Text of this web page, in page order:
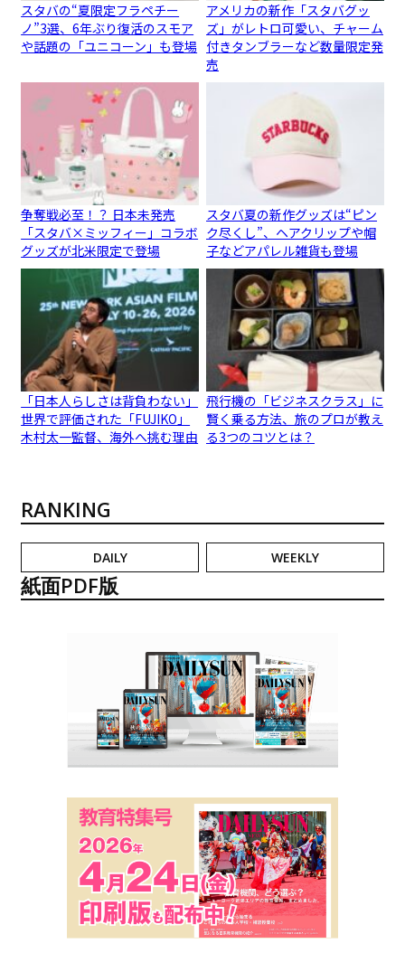
スタバの“夏限定フラペチー
ノ”3選、6年ぶり復活のスモア
や話題の「ユニコーン」も登場
アメリカの新作「スタバグッ
ズ」がレトロ可愛い、チャーム
付きタンブラーなど数量限定発
売
争奪戦必至！？ 日本未発売
「スタバ×ミッフィー」コラボ
グッズが北米限定で登場
スタバ夏の新作グッズは“ピン
ク尽くし”、ヘアクリップや帽
子などアパレル雑貨も登場
「日本人らしさは背負わない」
世界で評価された「FUJIKO」
木村太一監督、海外へ挑む理由
飛行機の「ビジネスクラス」に
賢く乗る方法、旅のプロが教え
る3つのコツとは？
RANKING
DAILY WEEKLY
紙面PDF版